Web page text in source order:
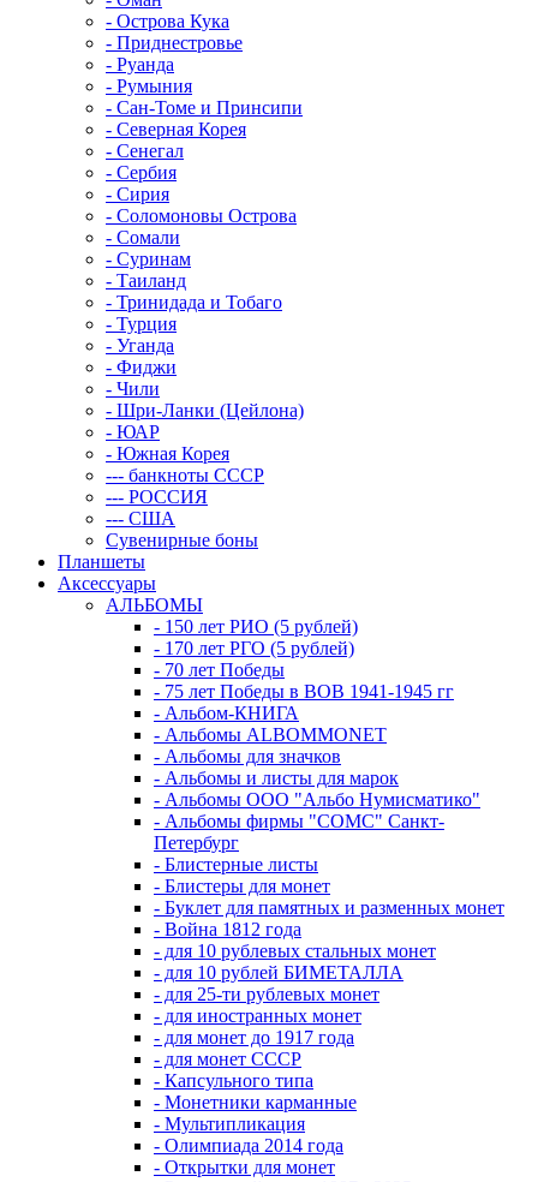
- Острова Кука
- Приднестровье
- Руанда
- Румыния
- Сан-Томе и Принсипи
- Северная Корея
- Сенегал
- Сербия
- Сирия
- Соломоновы Острова
- Сомали
- Суринам
- Таиланд
- Тринидада и Тобаго
- Турция
- Уганда
- Фиджи
- Чили
- Шри-Ланки (Цейлона)
- ЮАР
- Южная Корея
--- банкноты СССР
--- РОССИЯ
--- США
Сувенирные боны
Планшеты
Аксессуары
АЛЬБОМЫ
- 150 лет РИО (5 рублей)
- 170 лет РГО (5 рублей)
- 70 лет Победы
- 75 лет Победы в ВОВ 1941-1945 гг
- Альбом-КНИГА
- Альбомы ALBOMMONET
- Альбомы для значков
- Альбомы и листы для марок
- Альбомы ООО "Альбо Нумисматико"
- Альбомы фирмы "СОМС" Санкт-
Петербург
- Блистерные листы
- Блистеры для монет
- Буклет для памятных и разменных монет
- Война 1812 года
- для 10 рублевых стальных монет
- для 10 рублей БИМЕТАЛЛА
- для 25-ти рублевых монет
- для иностранных монет
- для монет до 1917 года
- для монет СССР
- Капсульного типа
- Монетники карманные
- Мультипликация
- Олимпиада 2014 года
- Открытки для монет